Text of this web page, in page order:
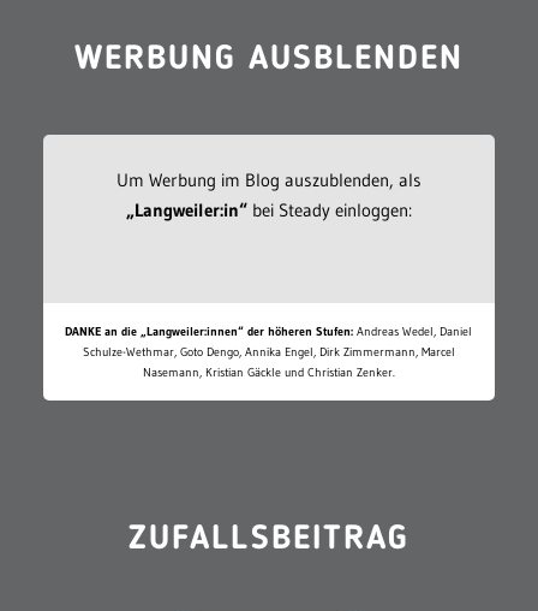
WERBUNG AUSBLENDEN
Um Werbung im Blog auszublenden, als
„Langweiler:in“bei Steady einloggen:
DANKE an die „Langweiler:innen“ der höheren Stufen: Andreas Wedel, Daniel
Schulze-Wethmar, Goto Dengo, Annika Engel, Dirk Zimmermann, Marcel
Nasemann, Kristian Gäckle und Christian Zenker.
ZUFALLSBEITRAG